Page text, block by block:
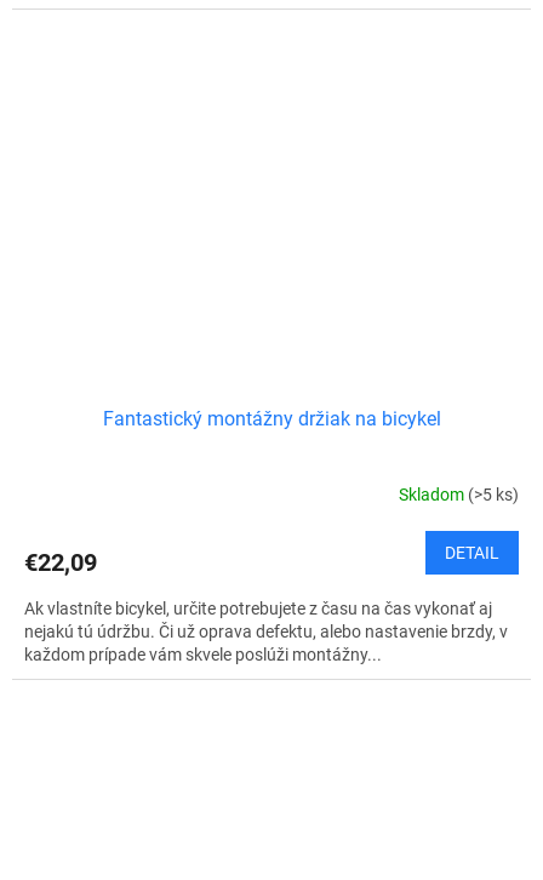
Fantastický montážny držiak na bicykel
Skladom (>5 ks)
€22,09 DETAIL
Ak vlastníte bicykel, určite potrebujete z času na čas vykonať aj
nejakú tú údržbu. Či už oprava defektu, alebo nastavenie brzdy, v
každom prípade vám skvele poslúži montážny...